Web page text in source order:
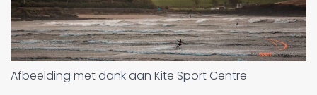
Afbeelding met dank aan Kite Sport Centre